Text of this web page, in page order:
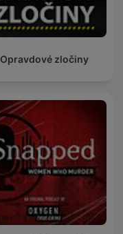
Opravdové zločiny